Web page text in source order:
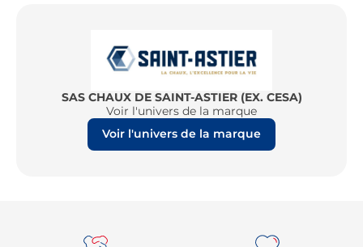
SAS CHAUX DE SAINT-ASTIER (EX. CESA)
Voir l'univers de la marque
Voir l'univers de la marque